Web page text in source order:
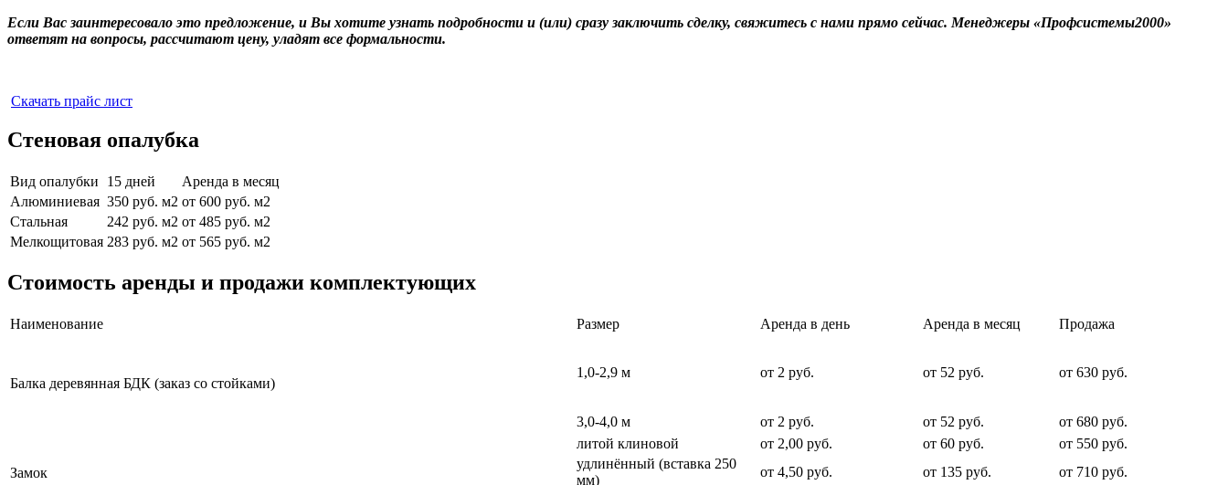
Если Вас заинтересовало это предложение, и Вы хотите узнать подробности и (или) сразу заключить сделку, свяжитесь с нами прямо сейчас. Менеджеры «Профсистемы2000»
ответят на вопросы, рассчитают цену, уладят все формальности.
Скачать прайс лист
Стеновая опалубка
Вид опалубки 15 дней
Аренда в месяц
Алюминиевая 350 руб. м2 от 600 руб. м2
Стальная
242 руб. м2 от 485 руб. м2
Мелкощитовая 283 руб. м2 от 565 руб. м2
Стоимость аренды и продажи комплектующих
Наименование Размер Аренда в день Аренда в месяц Продажа
Балка деревянная БДК (заказ со стойками)
1,0-2,9 м от 2 руб. от 52 руб. от 630 руб.
3,0-4,0 м от 2 руб. от 52 руб. от 680 руб.
Замок
литой клиновой от 2,00 руб. от 60 руб.
от 550 руб.
удлинённый (вставка 250
мм)
от 4,50 руб. от 135 руб. от 710 руб.